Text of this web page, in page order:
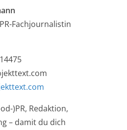
Fachjournalistin
)PR, Redaktion,
– damit du dich